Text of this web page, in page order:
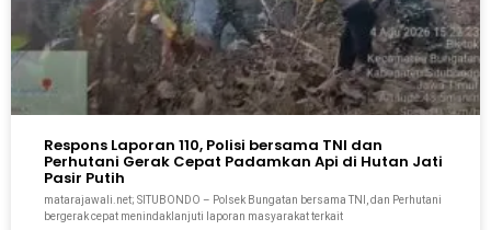
Respons Laporan 110, Polisi bersama TNI dan
Perhutani Gerak Cepat Padamkan Api di Hutan Jati
Pasir Putih
matarajawali.net; SITUBONDO – Polsek Bungatan bersama TNI, dan Perhutani
bergerak cepat menindaklanjuti laporan masyarakat terkait